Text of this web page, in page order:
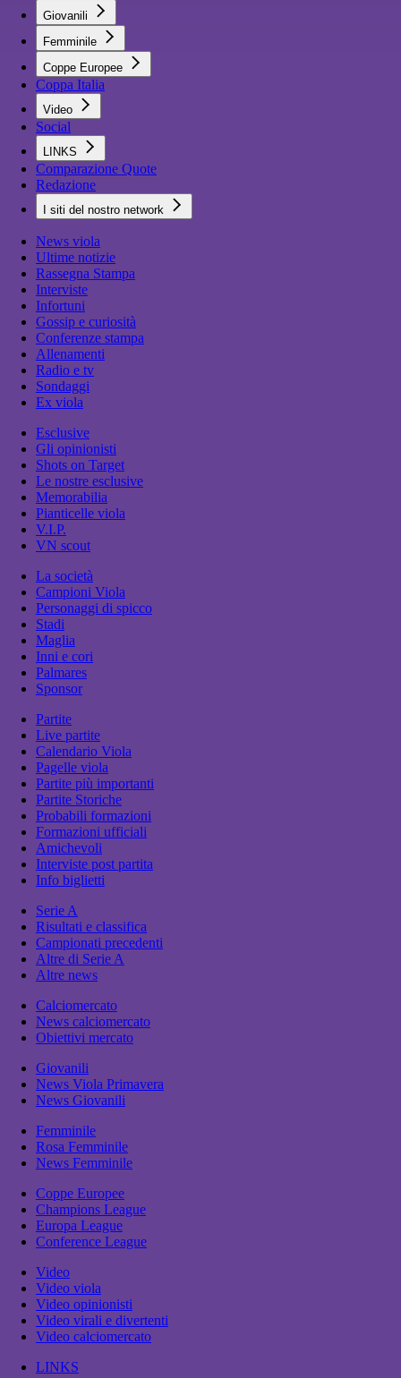
Giovanili
Femminile
Coppe Europee
Coppa Italia
Video
Social
LINKS
Comparazione Quote
Redazione
I siti del nostro network
News viola
Ultime notizie
Rassegna Stampa
Interviste
Infortuni
Gossip e curiosità
Conferenze stampa
Allenamenti
Radio e tv
Sondaggi
Ex viola
Esclusive
Gli opinionisti
Shots on Target
Le nostre esclusive
Memorabilia
Pianticelle viola
V.I.P.
VN scout
La società
Campioni Viola
Personaggi di spicco
Stadi
Maglia
Inni e cori
Palmares
Sponsor
Partite
Live partite
Calendario Viola
Pagelle viola
Partite più importanti
Partite Storiche
Probabili formazioni
Formazioni ufficiali
Amichevoli
Interviste post partita
Info biglietti
Serie A
Risultati e classifica
Campionati precedenti
Altre di Serie A
Altre news
Calciomercato
News calciomercato
Obiettivi mercato
Giovanili
News Viola Primavera
News Giovanili
Femminile
Rosa Femminile
News Femminile
Coppe Europee
Champions League
Europa League
Conference League
Video
Video viola
Video opinionisti
Video virali e divertenti
Video calciomercato
LINKS